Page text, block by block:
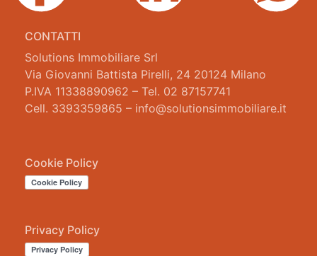
CONTATTI
Solutions Immobiliare Srl
Via Giovanni Battista Pirelli, 24 20124 Milano
P.IVA 11338890962 – Tel. 02 87157741
Cell. 3393359865 – info@solutionsimmobiliare.it
Cookie Policy
Privacy Policy